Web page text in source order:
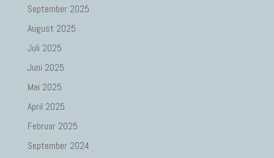
September 2025
August 2025
Juli 2025
Juni 2025
Mai 2025
April 2025
Februar 2025
September 2024